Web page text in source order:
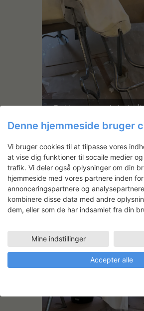
Fødderne som er bøjet i stål
testes og påsættes i
støbt ind i
Denne hjemmeside bruger
Vi bruger cookies til at tilpasse vores
at vise dig funktioner til socaile medier
trafik. Vi deler også oplysninger om din
hjemmeside med vores partnere inden
annonceringspartnere og
kombinere disse data med andre
dem, eller som de har indsamlet fra din
Mine indstillinger
Accepter alle